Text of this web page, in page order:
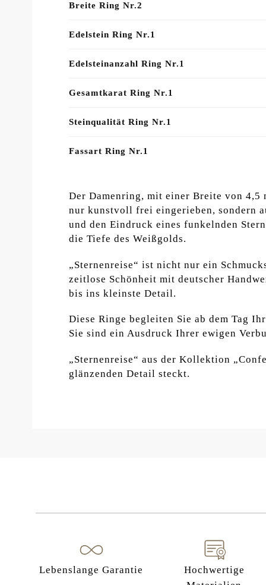
Breite Ring Nr.2
Edelstein Ring Nr.1
Edelsteinanzahl Ring Nr.1
Gesamtkarat Ring Nr.1
Steinqualität Ring Nr.1
Fassart Ring Nr.1
Der Damenring, mit einer Breite von
nur kunstvoll frei eingerieben, sondern
und den Eindruck eines funkelnden
die Tiefe des Weißgolds.
„Sternenreise“ ist nicht nur ein
zeitlose Schönheit mit deutscher
bis ins kleinste Detail.
Diese Ringe begleiten Sie ab dem Tag
Sie sind ein Ausdruck Ihrer ewigen
„Sternenreise“ aus der Kollektion
glänzenden Detail steckt.
Lebenslange Garantie
Hochwertige